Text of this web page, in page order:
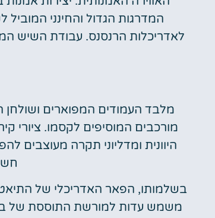
המדרגות הגדול והחינני
לאדריכלות הרנסנס. עבודת השיש
מלבד העמודים המפוארים ושולחן
מורכבים המוסיפים לקסמו. ציורי
היוונית ומדליוני תקרה מעוצבים
בשלמותו, הפאר האדריכלי של
משמש עדות למורשת התוססת של